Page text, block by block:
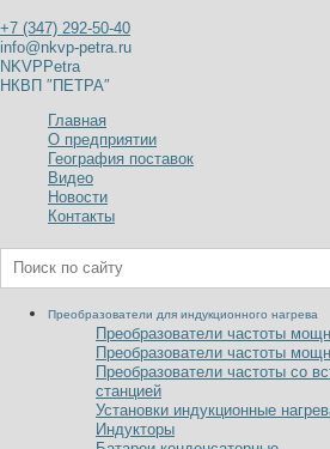
+7 (347) 292-50-40
info@nkvp-petra.ru
NKVPPetra
НКВП ″ПЕТРА″
Главная
О предприятии
География поставок
Видео
Новости
Контакты
Преобразователи для индукционного нагрева
Преобразователи частоты
Преобразователи частоты
Преобразователи частоты со
станцией
Установки индукционные
Индукторы